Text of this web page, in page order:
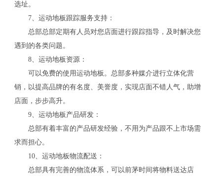
选址。
7、运动地板跟踪服务支持：
总部总部定期有人员对您店面进行跟踪指导，及时解决您
遇到的各类问题。
8、运动地板资源：
可以免费的使用运动地板。总部多种媒介进行立体化营
销，以提高品牌的有名度、美誉度，实现店面不错人气，助增
店面，步步高升。
9、运动地板产品研发：
总部有着丰富的产品研发经验，不用为产品跟不上市场需
求而担心。
10、运动地板物流配送：
总部具有完善的物流体系，可以前茅时间将物料送达店